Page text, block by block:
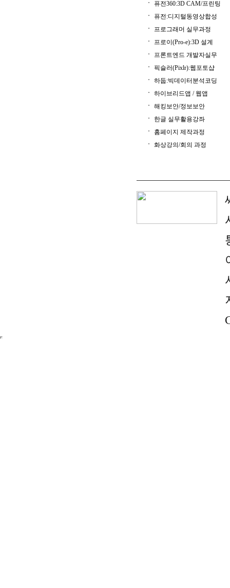
퓨전360:3D CAM/프린팅
퓨전:디지털동영상합성
프로그래머 실무과정
프로이(Pro-e):3D 설계
프론트엔드 개발자실무
픽슬러(Pixlr):웹포토샵
하둡:빅데이터분석코딩
하이브리드앱 / 웹앱
해킹보안/정보보안
한글 실무활용강좌
홈페이지 제작과정
화상강의/회의 과정